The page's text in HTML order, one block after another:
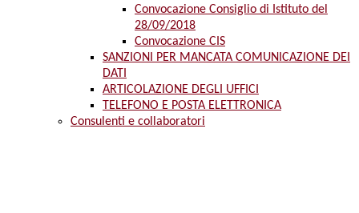
Convocazione Consiglio di Istituto del
28/09/2018
Convocazione CIS
SANZIONI PER MANCATA COMUNICAZIONE DEI
DATI
ARTICOLAZIONE DEGLI UFFICI
TELEFONO E POSTA ELETTRONICA
Consulenti e collaboratori